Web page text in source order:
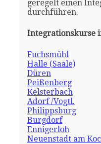
geregelt einen
durchführen.
Integrationskurse
Fuchsmühl
Halle (Saale)
Düren
Peißenberg
Kelsterbach
Adorf /Vogtl.
Philippsburg
Burgdorf
Ennigerloh
Neuenstadt am